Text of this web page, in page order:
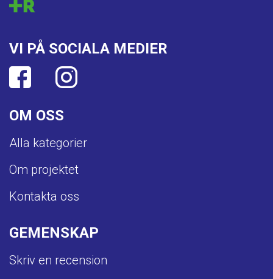
OM OSS
Alla kategorier
Om projektet
Kontakta oss
GEMENSKAP
Skriv en recension
VI PÅ SOCIALA MEDIER